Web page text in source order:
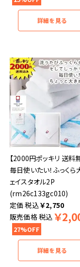
詳細を見る
【2000円ポッキリ 送料
毎日使いたい！ふっくら
ェイスタオル2P
(rm26c133gc010)
税込￥2,750
販売価格税込 ￥
27%OFF
詳細を見る